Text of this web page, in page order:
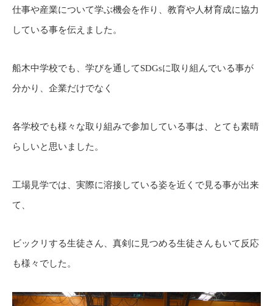
仕事や産業について学ぶ機会を作り、教育や人材育成に協力
している事を伝えました。
船木中学校でも、学びを通してSDGsに取り組んでいる事が
分かり、企業だけでなく
各学校でも様々な取り組みで参加している事は、とても素晴
らしいと思いました。
工場見学では、実際に溶接している姿を近くで見る事が出来
て、
ビックリする生徒さん、真剣に見つめる生徒さんもいて反応
も様々でした。